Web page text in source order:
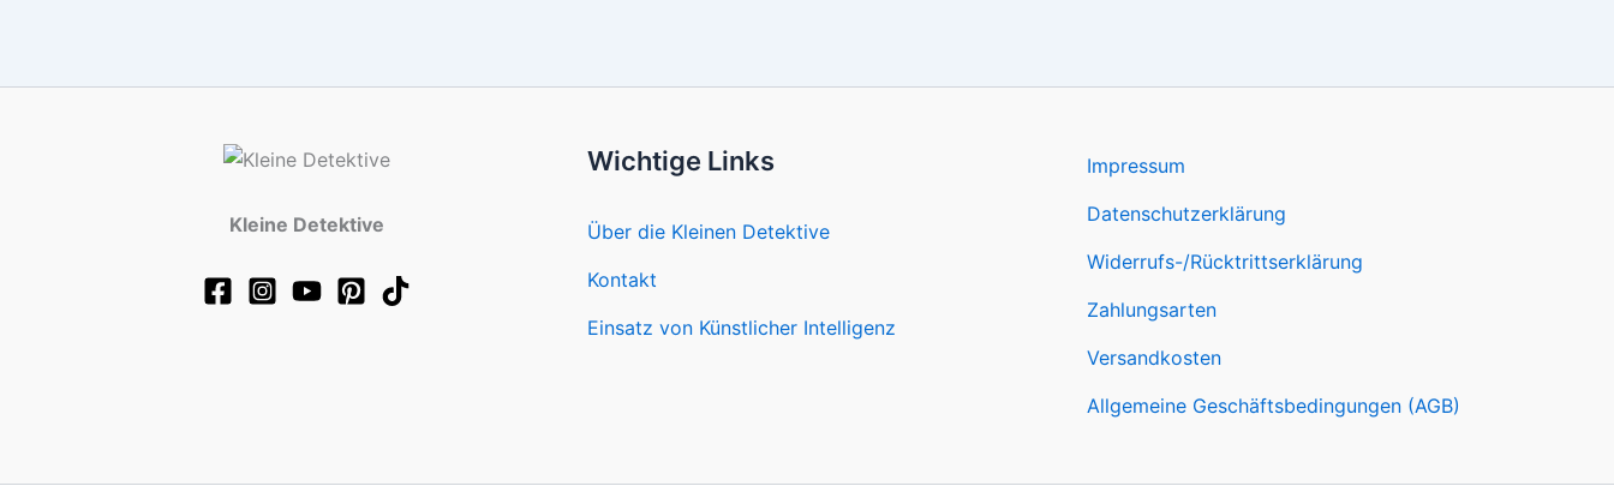
Kleine Detektive
Wichtige Links
Über die Kleinen Detektive
Kontakt
Einsatz von Künstlicher Intelligenz
Impressum
Datenschutzerklärung
Widerrufs-/Rücktrittserklärung
Zahlungsarten
Versandkosten
Allgemeine Geschäftsbedingungen (AGB)